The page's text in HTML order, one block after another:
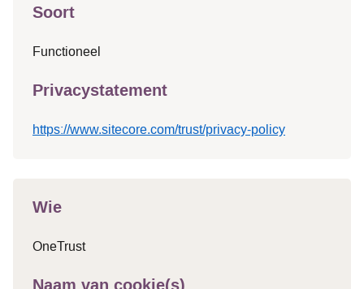
Soort
Functioneel
Privacystatement
https://www.sitecore.com/trust/privacy-policy
Wie
OneTrust